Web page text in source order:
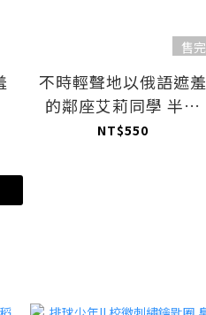
售完
不時輕聲地以俄語遮羞
的鄰座艾莉同學 半身
抱枕 艾莉同學泳裝
NT$550